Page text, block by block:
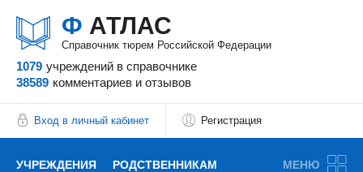
Ф АТЛАС
Справочник тюрем Российской Федерации
1079 учреждений в справочнике
38589 комментариев и отзывов
Вход в личный кабинет Регистрация
УЧРЕЖДЕНИЯ РОДСТВЕННИКАМ МЕНЮ